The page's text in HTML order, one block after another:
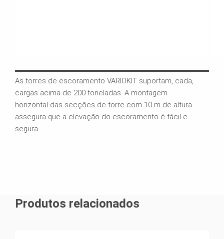
As torres de escoramento VARIOKIT suportam, cada,
cargas acima de 200 toneladas. A montagem
horizontal das secções de torre com 10 m de altura
assegura que a elevação do escoramento é fácil e
segura.
Produtos relacionados